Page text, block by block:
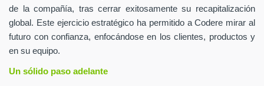
de la compañía, tras cerrar exitosamente su recapitalización
global. Este ejercicio estratégico ha permitido a Codere mirar al
futuro con confianza, enfocándose en los clientes, productos y
en su equipo.
Un sólido paso adelante